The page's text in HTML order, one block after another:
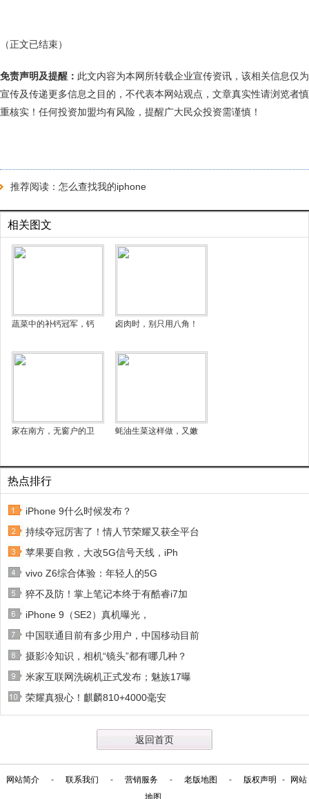
（正文已结束）
免责声明及提醒： 此文内容为本网所转载企业宣传资讯，该相关信息仅为
宣传及传递更多信息之目的，不代表本网站观点，文章真实性请浏览者慎
重核实！任何投资加盟均有风险，提醒广大民众投资需谨慎！
推荐阅读： 怎么查找我的iphone
相关图文
蔬菜中的补钙冠军，钙 卤肉时，别只用八角！
家在南方，无窗户的卫 蚝油生菜这样做，又嫩
热点排行
iPhone 9什么时候发布？
持续夺冠厉害了！情人节荣耀又获全平台
苹果要自救，大改5G信号天线，iPh
vivo Z6综合体验：年轻人的5G
猝不及防！掌上笔记本终于有酷睿i7加
iPhone 9（SE2）真机曝光，
中国联通目前有多少用户，中国移动目前
摄影冷知识，相机“镜头”都有哪几种？
米家互联网洗碗机正式发布；魅族17曝
荣耀真狠心！麒麟810+4000毫安
返回首页
网站简介 - 联系我们 - 营销服务 - 老版地图 - 版权声明 -
网站
地图